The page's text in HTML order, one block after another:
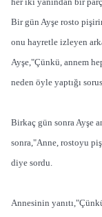
Bir gün Ayşe rosto
onu hayretle izleyen
Ayşe,"Çünkü, annem
neden öyle yaptığı
Birkaç gün sonra Ayşe
sonra,"Anne, rostoyu
diye sordu.
Annesinin